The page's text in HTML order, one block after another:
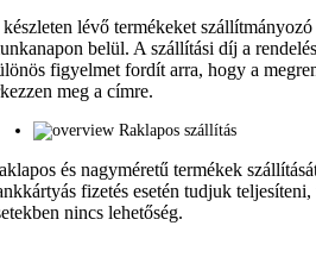
lévő termékeket
belül. A szállítási díj a
figyelmet fordít arra, hogy a
meg a címre.
Raklapos szállítás
és nagyméretű termékek
fizetés esetén tudjuk
nincs lehetőség.